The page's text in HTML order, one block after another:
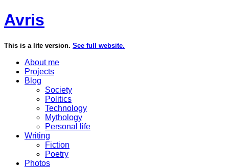
Avris
This is a lite version. See full website.
About me
Projects
Blog
Society
Politics
Technology
Mythology
Personal life
Writing
Fiction
Poetry
Photos